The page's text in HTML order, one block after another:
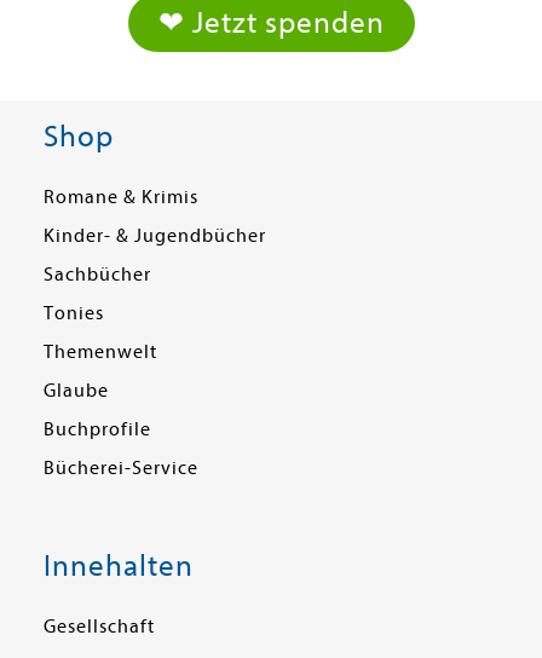
❤ Jetzt spenden
Shop
Romane & Krimis
Kinder- & Jugendbücher
Sachbücher
Tonies
Themenwelt
Glaube
Buchprofile
Bücherei-Service
Innehalten
Gesellschaft